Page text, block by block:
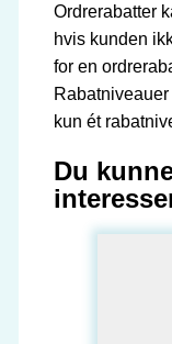
Ordrerabatter
hvis kunden
for en
kun ét
Du